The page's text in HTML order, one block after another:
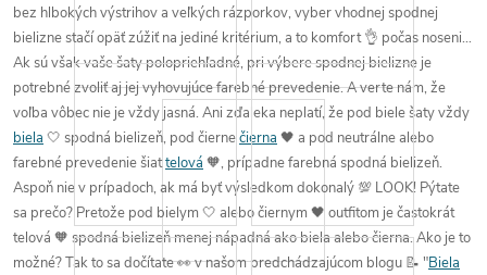
bez hlbokých výstrihova veľkých rázporkov, vyber vhodnej spodnej
bielizne stačí opäť zúžiť na jediné kritérium, a to komfort 👌 počas nosenia.
Ak sú však vaše šatypolopriehľadné, pri výbere spodnej bielizne je
potrebné zvoliťaj jejvyhovujúce farebné prevedenie. A verte nám, že
voľba vôbec nie je vždy jasná. Ani zďaleka neplatí, že pod bielešaty vždy
biela 🤍 spodná bielizeň, pod čiernečierna 🖤 a pod neutrálne alebo
farebné prevedenie šiattelová 🧡, prípadne farebná spodná bielizeň.
Aspoň nie v prípadoch, ak má byť výsledkom dokonalý 💯 LOOK! Pýtate
sa prečo? Pretože pod bielym 🤍 alebočiernym 🖤 outfitom ječastokrát
telová 🧡 spodná bielizeňmenej nápadnáako biela alebo čierna.Ako je to
možné? Tak tosa dočítate 👀vnašompredchádzajúcom blogu 📝 "Biela